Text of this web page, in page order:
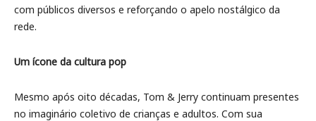
com públicos diversos e reforçando o apelo nostálgico da
rede.
Um ícone da cultura pop
Mesmo após oito décadas, Tom & Jerry continuam presentes
no imaginário coletivo de crianças e adultos. Com sua